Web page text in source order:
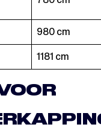
980 cm
1181 cm